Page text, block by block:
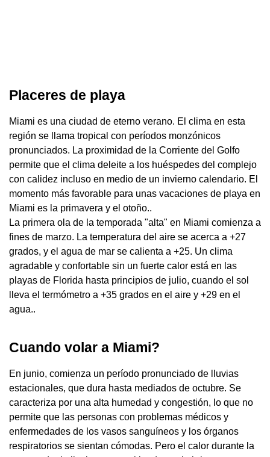
Placeres de playa
Miami es una ciudad de eterno verano. El clima en esta
región se llama tropical con períodos monzónicos
pronunciados. La proximidad de la Corriente del Golfo
permite que el clima deleite a los huéspedes del complejo
con calidez incluso en medio de un invierno calendario. El
momento más favorable para unas vacaciones de playa en
Miami es la primavera y el otoño..
La primera ola de la temporada "alta" en Miami comienza a
fines de marzo. La temperatura del aire se acerca a +27
grados, y el agua de mar se calienta a +25. Un clima
agradable y confortable sin un fuerte calor está en las
playas de Florida hasta principios de julio, cuando el sol
lleva el termómetro a +35 grados en el aire y +29 en el
agua..
Cuando volar a Miami?
En junio, comienza un período pronunciado de lluvias
estacionales, que dura hasta mediados de octubre. Se
caracteriza por una alta humedad y congestión, lo que no
permite que las personas con problemas médicos y
enfermedades de los vasos sanguíneos y los órganos
respiratorios se sientan cómodas. Pero el calor durante la